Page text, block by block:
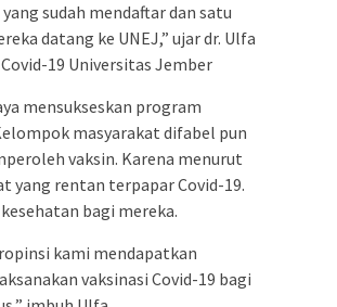
sudah mendaftar dan satu
datang ke UNEJ,” ujar dr. Ulfa
19 Universitas Jember
mensukseskan program
masyarakat difabel pun
vaksin. Karena menurut
yang rentan terpapar Covid-19.
bagi mereka.
kami mendapatkan
vaksinasi Covid-19 bagi